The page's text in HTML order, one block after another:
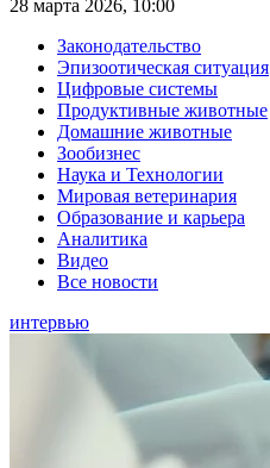
28 марта 2026, 10:00
Законодательство
Эпизоотическая ситуация
Цифровые системы
Продуктивные животные
Домашние животные
Зообизнес
Наука и Технологии
Мировая ветеринария
Образование и карьера
Аналитика
Видео
Все новости
интервью